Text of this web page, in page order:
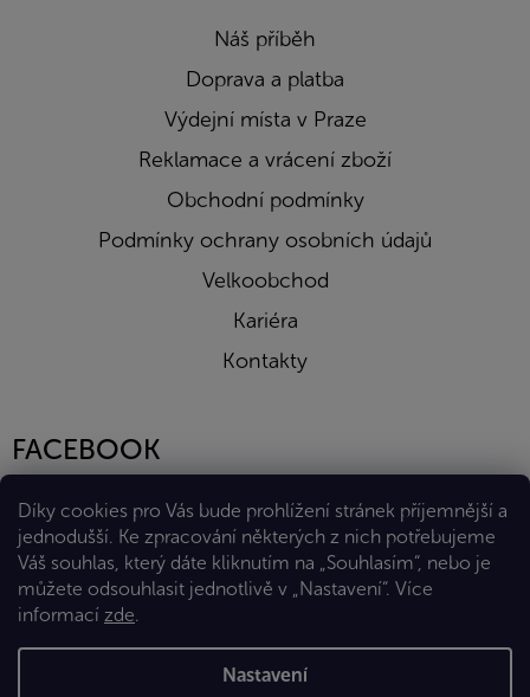
Díky cookies pro Vás bude prohlížení stránek příjemnější a
jednodušší. Ke zpracování některých z nich potřebujeme
Váš souhlas, který dáte kliknutím na „Souhlasím“, nebo je
můžete odsouhlasit jednotlivě v „Nastavení“. Více
informací zde.
Nastavení
Náš příběh
Doprava a platba
Výdejní místa v Praze
Reklamace a vrácení zboží
Obchodní podmínky
Podmínky ochrany osobních údajů
Velkoobchod
Kariéra
Kontakty
FACEBOOK
Vytvořil Shoptet Premium